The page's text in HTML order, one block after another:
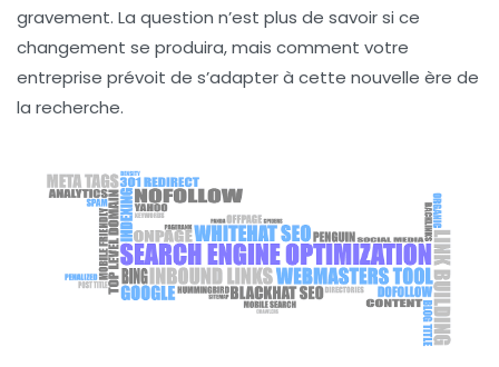
gravement. La question n’est plus de savoir si ce
changement se produira, mais comment votre
entreprise prévoit de s’adapter à cette nouvelle ère de
la recherche.